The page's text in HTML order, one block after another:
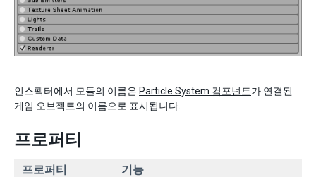
인스펙터에서 모듈의 이름은 Particle System 컴포넌트가 연결된
게임 오브젝트의 이름으로 표시됩니다.
프로퍼티
프로퍼티 기능